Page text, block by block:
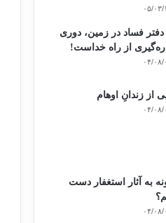
۰۳/۱۹
فساد در زمین‌، دوری
از راه خداست‌!
۰۸/۰۳
از زندانِ اوهام
۰۸/۰۳
به آثار استغفار دست
۰۸/۰۳